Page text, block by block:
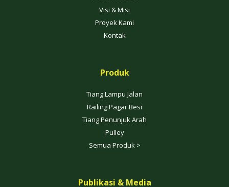
Visi & Misi
Proyek Kami
Kontak
Produk
Tiang Lampu Jalan
Railing Pagar Besi
Tiang Penunjuk Arah
Pulley
Semua Produk >
Publikasi & Media